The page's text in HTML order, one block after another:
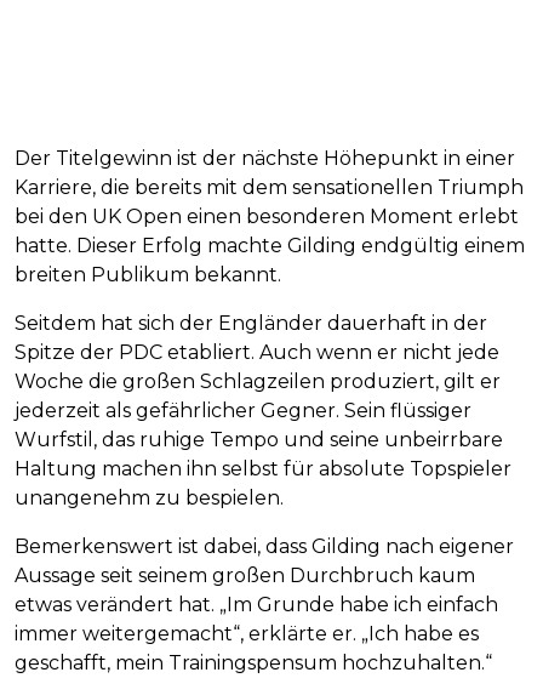
Der Titelgewinn ist der nächste Höhepunkt in einer
Karriere, die bereits mit dem sensationellen Triumph
bei den UK Open einen besonderen Moment erlebt
hatte. Dieser Erfolg machte Gilding endgültig einem
breiten Publikum bekannt.
Seitdem hat sich der Engländer dauerhaft in der
Spitze der PDC etabliert. Auch wenn er nicht jede
Woche die großen Schlagzeilen produziert, gilt er
jederzeit als gefährlicher Gegner. Sein flüssiger
Wurfstil, das ruhige Tempo und seine unbeirrbare
Haltung machen ihn selbst für absolute Topspieler
unangenehm zu bespielen.
Bemerkenswert ist dabei, dass Gilding nach eigener
Aussage seit seinem großen Durchbruch kaum
etwas verändert hat. „Im Grunde habe ich einfach
immer weitergemacht“, erklärte er. „Ich habe es
geschafft, mein Trainingspensum hochzuhalten.“